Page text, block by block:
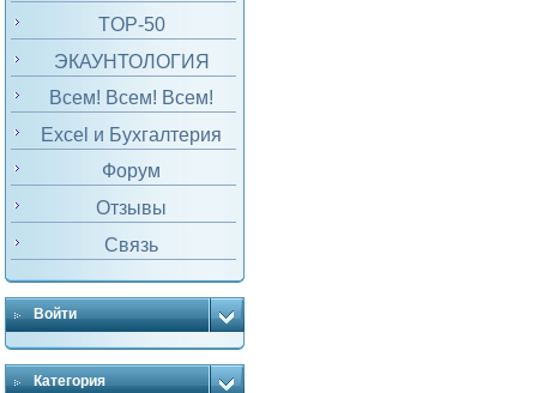
TOP-50
ЭКАУНТОЛОГИЯ
Всем! Всем! Всем!
Excel и Бухгалтерия
Форум
Отзывы
Связь
Войти
Категория